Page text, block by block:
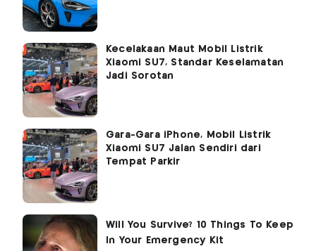
Kecelakaan Maut Mobil Listrik
Xiaomi SU7, Standar Keselamatan
Jadi Sorotan
Gara-Gara iPhone, Mobil Listrik
Xiaomi SU7 Jalan Sendiri dari
Tempat Parkir